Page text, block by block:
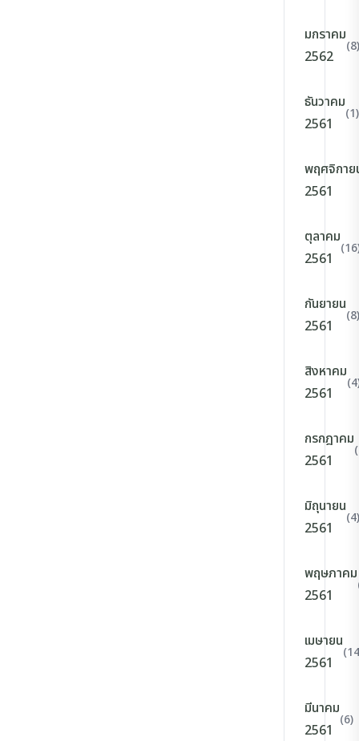
มกราคม
2562
(8)
ธันวาคม
2561
(1)
พฤศจิกาย
2561
ตุลาคม
2561
กันยายน
2561
(8)
สิงหาคม
2561
กรกฎาคม
2561
มิถุนายน
2561
(4)
พฤษภาคม
2561
เมษายน
2561
มีนาคม
2561
(6)